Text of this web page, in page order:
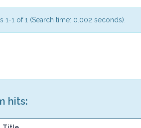
1-1 of 1 (Search time: 0.002 seconds).
hits: